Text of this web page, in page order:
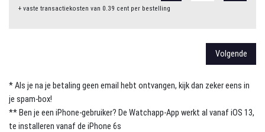
+ vaste transactiekosten van 0.39 cent per bestelling
Volgende
* Als je na je betaling geen email hebt ontvangen, kijk dan zeker eens in
je spam-box!
** Ben je een iPhone-gebruiker? De Watchapp-App werkt al vanaf iOS 13,
te installeren vanaf de iPhone 6s